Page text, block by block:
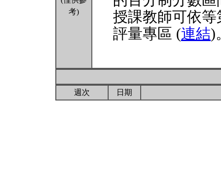
考)
授課教師可依
評量專區 (連結)
週次 日期